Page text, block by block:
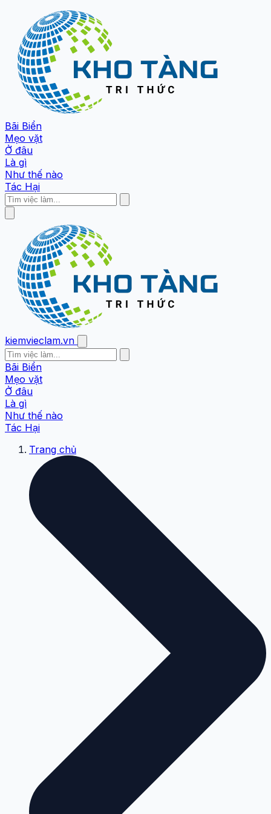
Bãi Biển
Mẹo vặt
Ở đâu
Là gì
Như thế nào
Tác Hại
kiemvieclam.vn
Bãi Biển
Mẹo vặt
Ở đâu
Là gì
Như thế nào
Tác Hại
Trang chủ